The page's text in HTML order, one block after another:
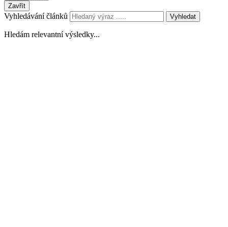
Zavřít
Vyhledávání článků Vyhledat
Hledám relevantní výsledky...